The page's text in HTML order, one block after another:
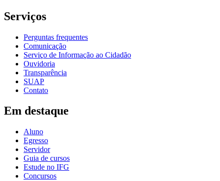
Serviços
Perguntas frequentes
Comunicação
Serviço de Informação ao Cidadão
Ouvidoria
Transparência
SUAP
Contato
Em destaque
Aluno
Egresso
Servidor
Guia de cursos
Estude no IFG
Concursos